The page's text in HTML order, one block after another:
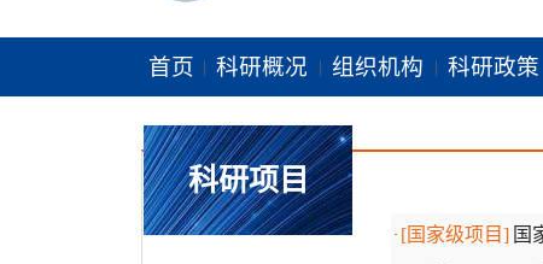
首页 | 科研概况 | 组织机构 | 科研政策
· [国家级项目] 国
科研项目